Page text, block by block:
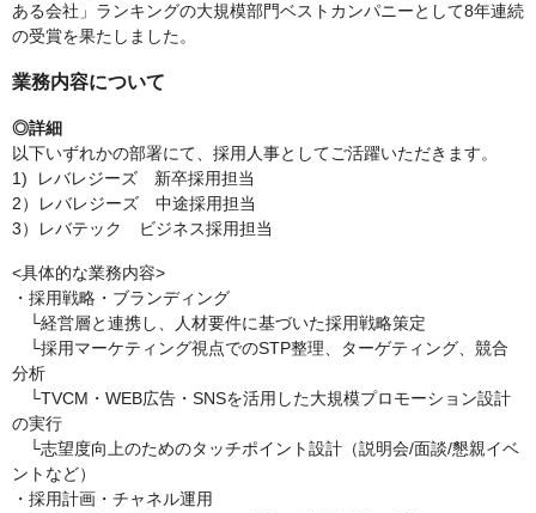
ある会社」ランキングの大規模部門ベストカンパニーとして8年連続
の受賞を果たしました。
業務内容について
◎詳細
以下いずれかの部署にて、採用人事としてご活躍いただきます。
1) レバレジーズ 新卒採用担当
2）レバレジーズ 中途採用担当
3）レバテック ビジネス採用担当
<具体的な業務内容>
・採用戦略・ブランディング
└経営層と連携し、人材要件に基づいた採用戦略策定
└採用マーケティング視点でのSTP整理、ターゲティング、競合
分析
└TVCM・WEB広告・SNSを活用した大規模プロモーション設計
の実行
└志望度向上のためのタッチポイント設計（説明会/面談/懇親イベ
ントなど）
・採用計画・チャネル運用